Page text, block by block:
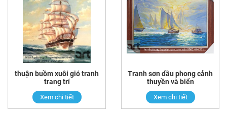
thuận buồm xuôi gió tranh
trang trí
Xem chi tiết
Tranh sơn dầu phong cảnh
thuyền và biển
Xem chi tiết